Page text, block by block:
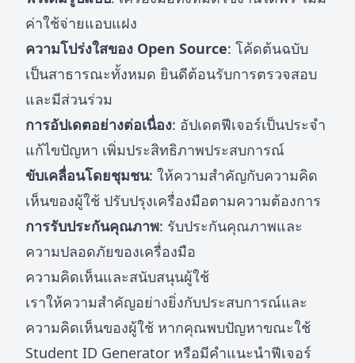
ค่าใช้จ่ายแอบแฝง
ความโปร่งใสของ Open Source: โค้ดต้นฉบับ
เป็นสาธารณะทั้งหมด ยินดีต้อนรับการตรวจสอบ
และมีส่วนร่วม
การอัปเดตอย่างต่อเนื่อง: อัปเดตฟีเจอร์เป็นประจำ
แก้ไขปัญหา เพิ่มประสิทธิภาพประสบการณ์
ขับเคลื่อนโดยชุมชน: ให้ความสำคัญกับความคิด
เห็นของผู้ใช้ ปรับปรุงเครื่องมือตามความต้องการ
การรับประกันคุณภาพ: รับประกันคุณภาพและ
ความปลอดภัยของเครื่องมือ
ความคิดเห็นและสนับสนุนผู้ใช้
เราให้ความสำคัญอย่างยิ่งกับประสบการณ์และ
ความคิดเห็นของผู้ใช้ หากคุณพบปัญหาขณะใช้
Student ID Generator หรือมีคำแนะนำฟีเจอร์